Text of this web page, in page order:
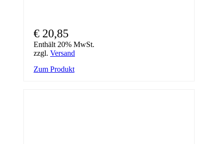
€ 20,85
Enthält 20% MwSt.
zzgl. Versand
Zum Produkt